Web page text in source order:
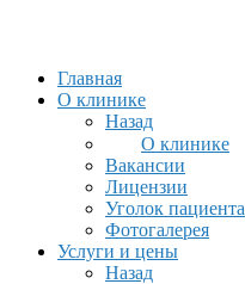
Главная
О клинике
Назад
О клинике
Вакансии
Лицензии
Уголок пациента
Фотогалерея
Услуги и цены
Назад